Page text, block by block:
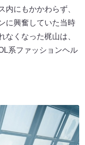
内にもかかわらず、
に興奮していた当時
なくなった梶山は、
系ファッションヘル